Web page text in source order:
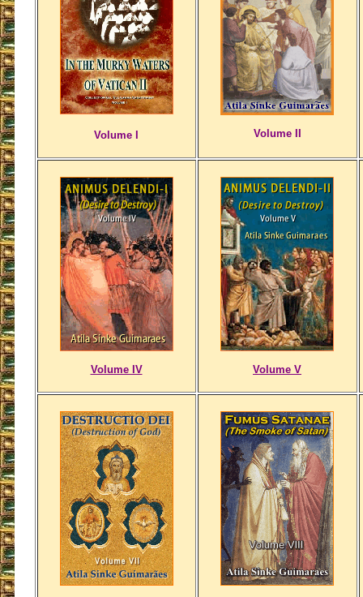
Volume I Volume II
Volume IV Volume V